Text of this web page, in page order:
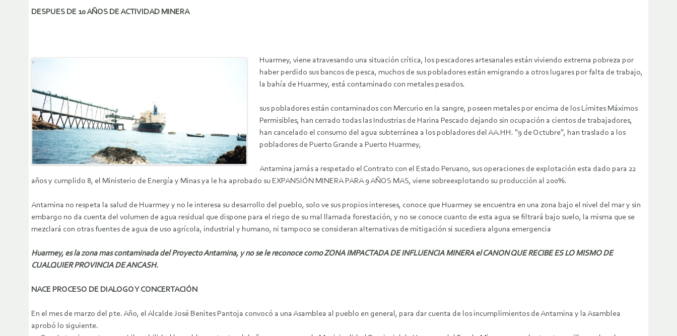
DESPUES DE 10 AÑOS DE ACTIVIDAD MINERA
Huarmey, viene atravesando una situación crítica, los pescadores artesanales están viviendo extrema pobreza por
haber perdido sus bancos de pesca, muchos de sus pobladores están emigrando a otros lugares por falta de trabajo,
la bahía de Huarmey, está contaminado con metales pesados.
sus pobladores están contaminados con Mercurio en la sangre, poseen metales por encima de los Límites Máximos
Permisibles, han cerrado todas las Industrias de Harina Pescado dejando sin ocupación a cientos de trabajadores,
han cancelado el consumo del agua subterránea a los pobladores del AA.HH. “9 de Octubre”, han traslado a los
pobladores de Puerto Grande a Puerto Huarmey,
Antamina jamás a respetado el Contrato con el Estado Peruano, sus operaciones de explotación esta dado para 22
años y cumplido 8, el Ministerio de Energía y Minas ya le ha aprobado su EXPANSIÓN MINERA PARA 9 AÑOS MAS, viene sobreexplotando su producción al 200%.
Antamina no respeta la salud de Huarmey y no le interesa su desarrollo del pueblo, solo ve sus propios intereses, conoce que Huarmey se encuentra en una zona bajo el nivel del mar y sin
embargo no da cuenta del volumen de agua residual que dispone para el riego de su mal llamada forestación, y no se conoce cuanto de esta agua se filtrará bajo suelo, la misma que se
mezclará con otras fuentes de agua de uso agrícola, industrial y humano, ni tampoco se consideran alternativas de mitigación si sucediera alguna emergencia
Huarmey, es la zona mas contaminada del Proyecto Antamina, y no se le reconoce como ZONA IMPACTADA DE INFLUENCIA MINERA el CANON QUE RECIBE ES LO MISMO DE
CUALQUIER PROVINCIA DE ANCASH.
NACE PROCESO DE DIALOGO Y CONCERTACIÓN
En el mes de marzo del pte. Año, el Alcalde José Benites Pantoja convocó a una Asamblea al pueblo en general, para dar cuenta de los incumplimientos de Antamina y la Asamblea
aprobó lo siguiente.